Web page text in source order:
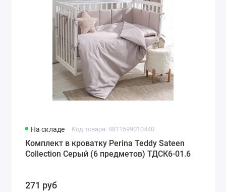
На складе Код товара: 4811599010440
Комплект в кроватку Perina Teddy Sateen
Collection Серый (6 предметов) ТДСК6-01.6
271 руб